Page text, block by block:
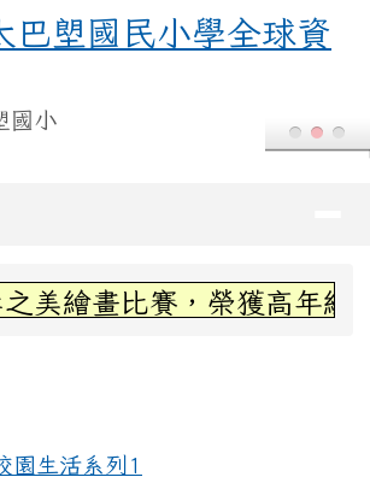
塱國民小學全球資訊
巴塱國民小學全球資
國小
畫比賽，榮獲高年級組第
園生活系列1